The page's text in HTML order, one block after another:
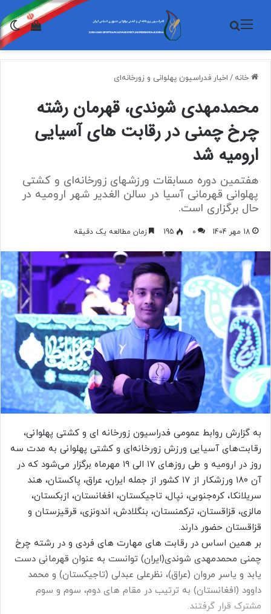
منو جستجو برای
خانه / اخبار فدراسیون پهلوانی و زورخانه‌ای
محمدمهدی شوندی، قهرمان رشته
چرخ چمنی در رقابت های آسیایی
ارومیه شد
هفتمین دوره مسابقات ورزشهای زورخانه‌ای و کشتی
پهلوانی قهرمانی آسیا در سالن الغدیر شهر ارومیه در
حال برگزاری است.
18 مهر 1404 0
195 زمان مطالعه یک دقیقه
به گزارش روابط عمومی فدراسیون زورخانه ای و کشتی پهلوانی،
رقابت‌های آسیایی ورزش زورخانه‌ای و کشتی پهلوانی به مدت سه
روز در ارومیه و طی روزهای ۱۷ الی ۱۹ مهرماه برگزار می‌شود که در
آن ۱۸۰ ورزشکار از ۱۷ کشور از جمله ایران، عراق، پاکستان، هند
سریلانکا، کره‌جنوبی، نپال، تاجیکستان، افغانستان، ازبکستان،
مالزی، قزاقستان، ترکمنستان، بنگلادش، اندونزی، قرقیزستان و
قزاقستان حضور دارند.
بر همین اساس در رقابت های مهارت های فردی و در رشته چرخ
چمنی محمدمهدی شوندی(ایران) توانست به عنوان قهرمانی دست
یابد و یاسر مروان (عراق)، نظرعلی عبدلی (تاجیکستان) و محمد
داوود (افغانستان) به ترتیب در مقام های دوم، سوم و سوم
مشترک قرار گرفتند.